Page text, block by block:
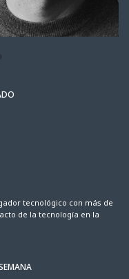
tecnológico con más de
de la tecnología en la